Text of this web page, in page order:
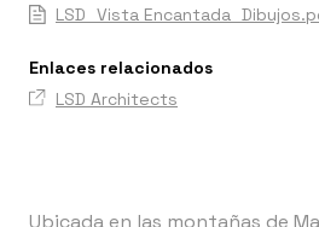
LSD_Vista
Enlaces relacionados
LSD Architects
Ubicada en las montañas de